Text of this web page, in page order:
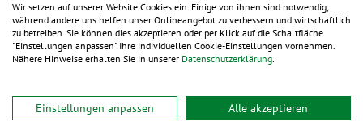
Nachwachsender Rohstoff
Unser Produkte sind aus einem
ursprünglich nachwachsendem Rohstoff
Wir setzen auf unserer Website Cookies ein. Einige von ihnen sind notwendig,
während andere uns helfen unser Onlineangebot zu verbessern und wirtschaftlich
zu betreiben. Sie können dies akzeptieren oder per Klick auf die Schaltfläche
"Einstellungen anpassen" Ihre individuellen Cookie-Einstellungen vornehmen.
Nähere Hinweise erhalten Sie in unserer Datenschutzerklärung.
Einstellungen anpassen Alle akzeptieren